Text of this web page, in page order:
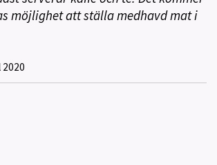
möjlighet att ställa medhavd mat i
2020